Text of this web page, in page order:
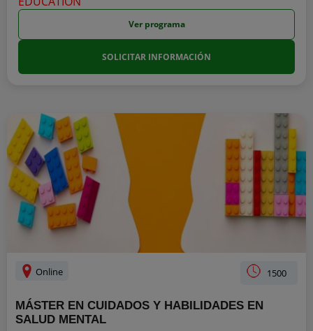
Ver programa
SOLICITAR INFORMACIÓN
Online 1500
MÁSTER EN CUIDADOS Y HABILIDADES EN
SALUD MENTAL